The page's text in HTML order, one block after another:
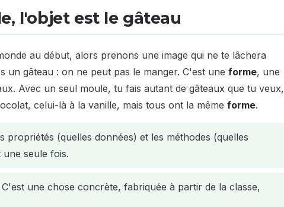
l'objet est le gâteau
au début, alors prenons une image qui ne te lâchera
un gâteau : on ne peut pas le manger. C'est une forme, une
Avec un seul moule, tu fais autant de gâteaux que tu veux,
celui-là à la vanille, mais tous ont la même forme.
propriétés (quelles données) et les méthodes (quelles
seule fois.
une chose concrète, fabriquée à partir de la classe,